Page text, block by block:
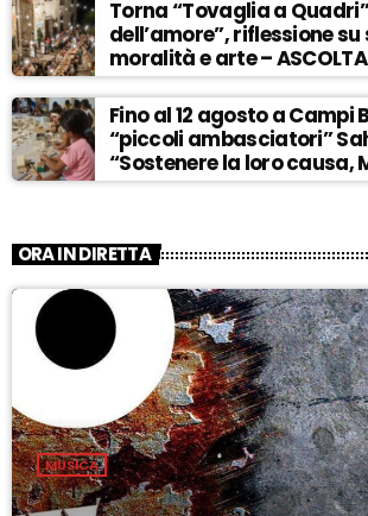
Torna “Tovaglia a
dell’amore”, riflessione
moralità e arte – ASCOLTA
Fino al 12 agosto a Campi
“piccoli ambasciatori”
“Sostenere la loro causa,
sempre più invadente” –
ORA IN DIRETTA
MUSICA